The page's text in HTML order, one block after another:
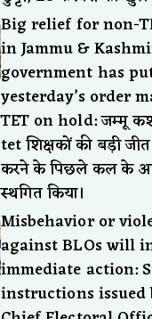
Big relief for non-
in Jammu &
government has
yesterday’s order
TET on hold: जम्मू
tet शिक्षकों की बड़ी
करने के पिछले कल के
स्थगित किया।
Misbehavior or
against BLOs will
immediate action:
instructions issued